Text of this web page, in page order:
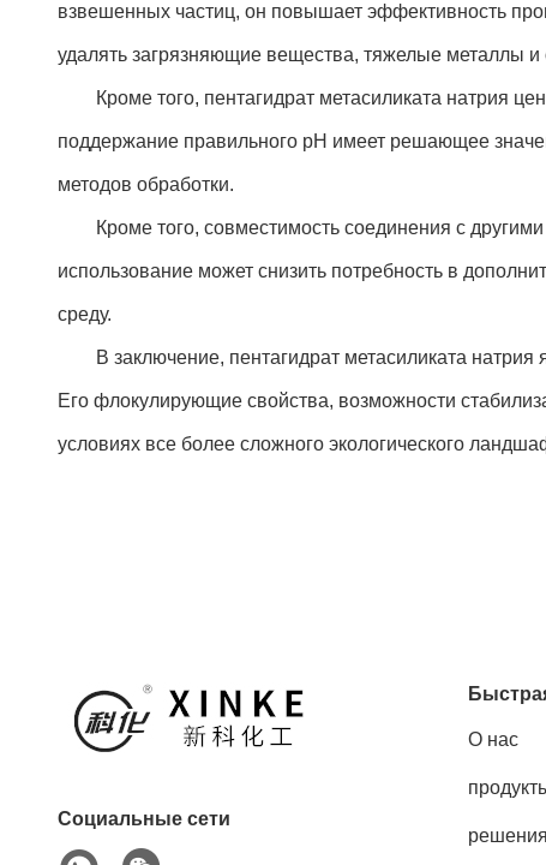
взвешенных частиц, он повышает эффективность
удалять загрязняющие вещества, тяжелые металлы
Кроме того, пентагидрат метасиликата натрия
поддержание правильного pH имеет решающее
методов обработки.
Кроме того, совместимость соединения с
использование может снизить потребность в
среду.
В заключение, пентагидрат метасиликата натрия
Его флокулирующие свойства, возможности
условиях все более сложного экологического
Социальные сети
О нас
решения